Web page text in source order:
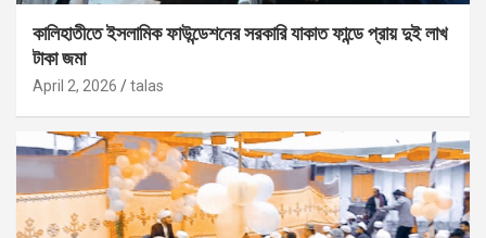
কালিহাতীতে ইসলামিক ফাউন্ডেশনের সরকারি যাকাত ফান্ডে প্রায় দুই লাখ
টাকা জমা
April 2, 2026 talas